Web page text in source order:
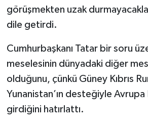
görüşmekten uzak
dile getirdi.
Cumhurbaşkanı Tatar bir soru
meselesinin dünyadaki diğer
olduğunu, çünkü Güney Kıbrıs
Yunanistan’ın desteğiyle Avrupa
girdiğini hatırlattı.